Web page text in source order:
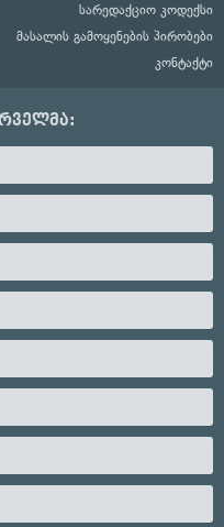
სარედაქციო კოდექსი
მასალის გამოყენების პირობები
კონტაქტი